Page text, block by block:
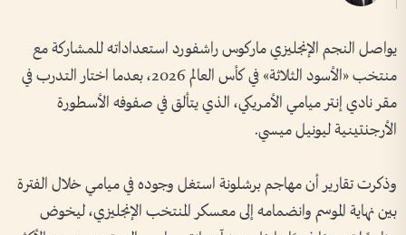
يواصل النجم الإنجليزي ماركوس راشفورد استعداداته للمشاركة مع
منتخب «الأسود الثلاثة» في كأس العالم 2026، بعدما اختار التدرب في
مقر نادي إنتر ميامي الأمريكي، الذي يتألق في صفوفه الأسطورة
الأرجنتينية ليونيل ميسي.
وذكرت تقارير أن مهاجم برشلونة استغل وجوده في ميامي خلال الفترة
بين نهاية الموسم وانضمامه إلى معسكر المنتخب الإنجليزي، ليخوض